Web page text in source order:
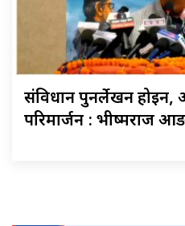
संविधान पुनर्लेखन
परिमार्जन : भीष्मराज